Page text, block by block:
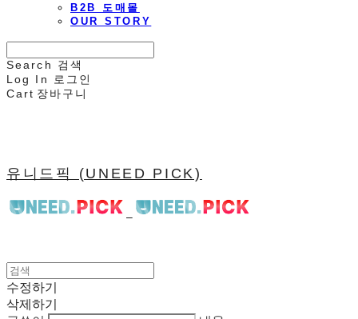
B2B 도매몰
OUR STORY
Search
검색
Log In
로그인
Cart 장바구니
유니드픽 (UNEED PICK)
수정하기
삭제하기